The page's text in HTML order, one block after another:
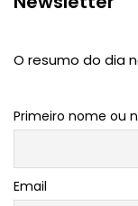
O resumo do dia
Primeiro nome ou
Email